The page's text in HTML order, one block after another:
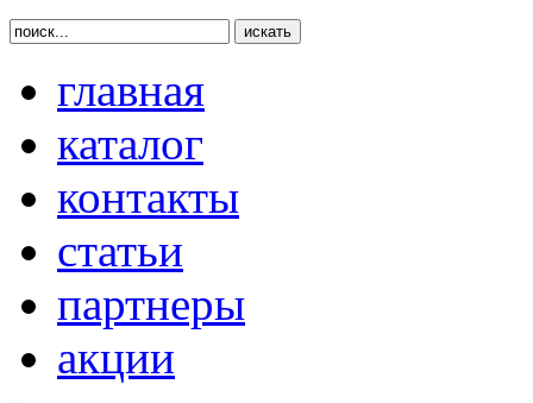
главная
каталог
контакты
статьи
партнеры
акции